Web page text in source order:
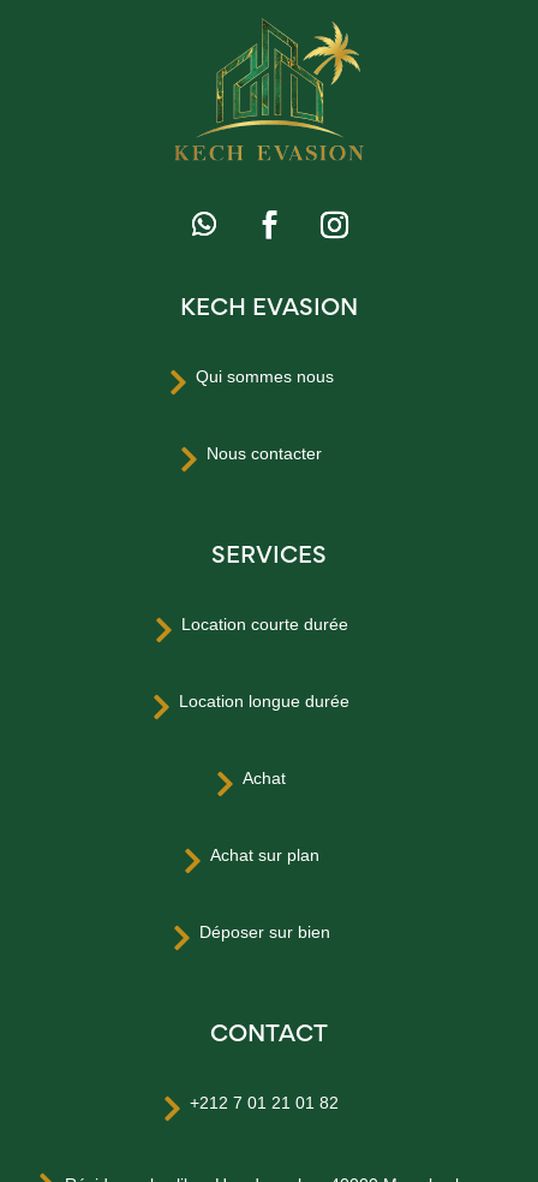
KECH EVASION
 Qui sommes nous
 Nous contacter
SERVICES
 Location courte durée
 Location longue durée
 Achat
 Achat sur plan
 Déposer sur bien
CONTACT
 +212 7 01 21 01 82